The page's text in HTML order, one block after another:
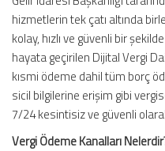
hizmetlerin tek çatı altında
kolay, hızlı ve güvenli bir
hayata geçirilen Dijital Vergi
kısmi ödeme dahil tüm borç
sicil bilgilerine erişim gibi
7/24 kesintisiz ve güvenli
Vergi Ödeme Kanalları